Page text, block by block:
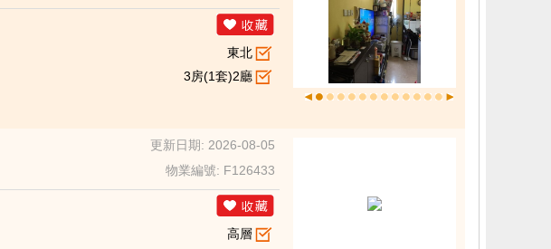
東北
3房(1套)2廳
更新日期: 2026-08-05
物業編號: F126433
高層